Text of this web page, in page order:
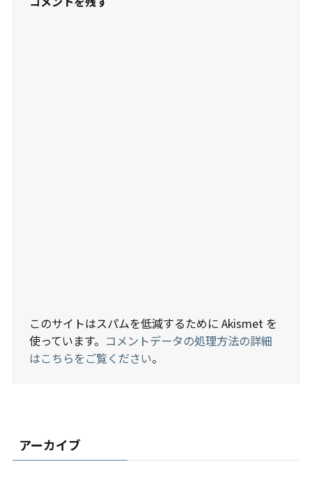
このサイトはスパムを低減するために Akismet を
使っています。 コメントデータの処理方法の詳細
はこちらをご覧ください。
アーカイブ